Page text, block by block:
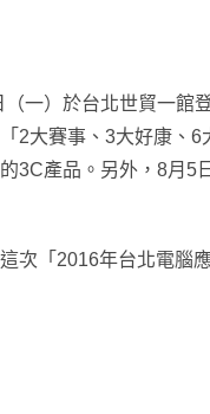
一）於台北世貿一館
2大賽事、3大好康、6
3C產品。另外 ，8月5
次「2016年台北電腦